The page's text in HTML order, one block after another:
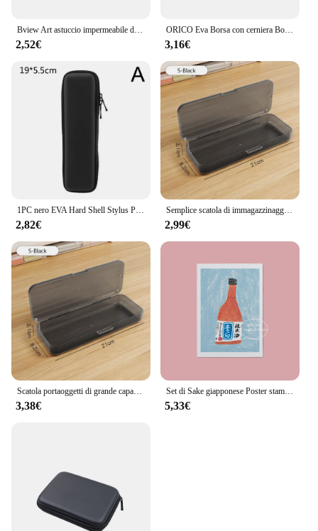
2,52€
ORICO Eva Borsa con cerniera Borsa protettiva per caricabatterie per telefono cellulare Disco rigido per disco rigido esterno M.2/auricolare/linea dati Custodia HDD nera
3,16€
1PC nero EVA Hard Shell Stylus Pen Pencil Case Holder custodia protettiva per il trasporto borsa contenitore per penna penna a sfera Stylu
2,82€
Semplice scatola di immagazzinaggio di grande capacità astuccio multifunzione in plastica astuccio trasparente regalo
2,99€
Scatola portaoggetti di grande capacità astuccio per matite trasparente in plastica di alta qualità multifunzionale per studenti
3,38€
Set di Sake giapponese Poster stampa su tela pittura riso vino alcol Ginjo cibo bevanda Wall Art Picture Bar cucina Room Decor Gifts
5,33€